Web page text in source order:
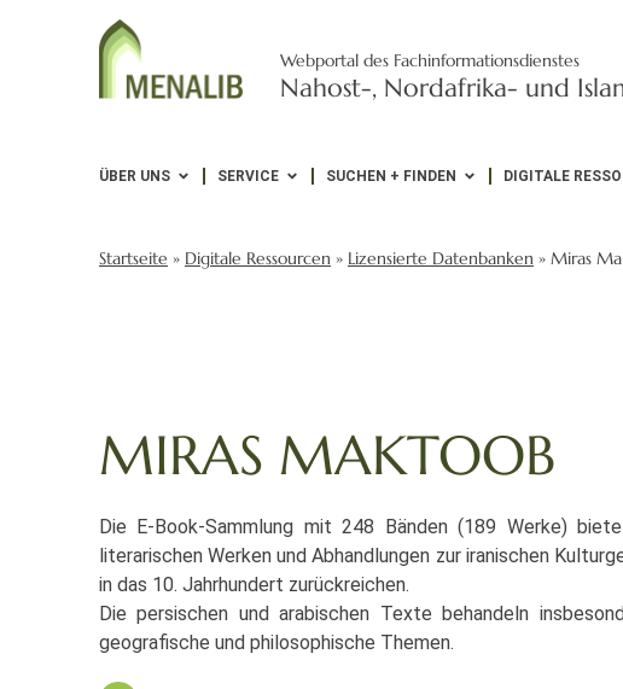
Webportal des Fachinformationsdienstes
Nahost-, Nordafrika- und
ÜBER UNS SERVICE SUCHEN + FINDEN DIGITALE
Startseite » Digitale Ressourcen » Lizensierte Datenbanken » Miras
MIRAS MAKTOOB
Die E-Book-Sammlung mit 248 Bänden (189 Werke)
literarischen Werken und Abhandlungen zur iranischen
in das 10. Jahrhundert zurückreichen.
Die persischen und arabischen Texte behandeln
geografische und philosophische Themen.